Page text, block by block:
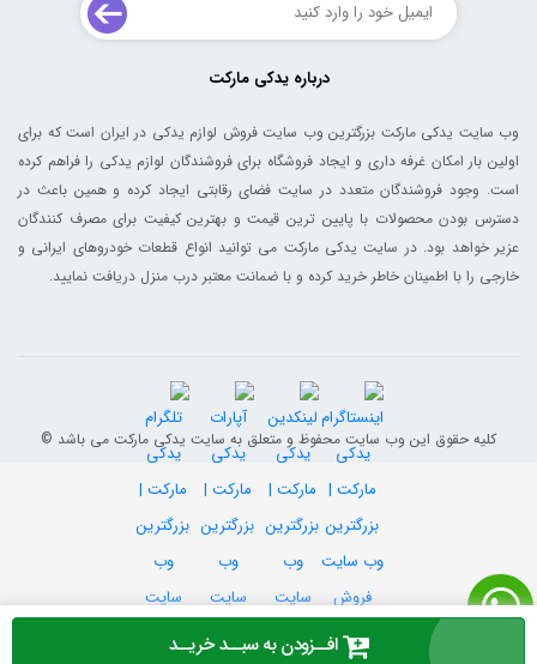
افــزودن به سبــد خریــد
درباره یدکی مارکت
وب سایت یدکی مارکت بزرگترین وب سایت فروش لوازم یدکی در ایران است که برای
اولین بار امکان غرفه داری و ایجاد فروشگاه برای فروشندگان لوازم یدکی را فراهم کرده
است. وجود فروشندگان متعدد در سایت فضای رقابتی ایجاد کرده و همین باعث در
دسترس بودن محصولات با پایین ترین قیمت و بهترین کیفیت برای مصرف کنندگان
عزیر خواهد بود. در سایت یدکی مارکت می توانید انواع قطعات خودروهای ایرانی و
خارجی را با اطمینان خاطر خرید کرده و با ضمانت معتبر درب منزل دریافت نمایید.
© کلیه حقوق این وب سایت محفوظ و متعلق به سایت یدکی مارکت می باشد